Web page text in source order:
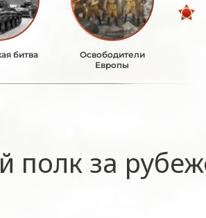
битва
Освободители
Европы
полк за